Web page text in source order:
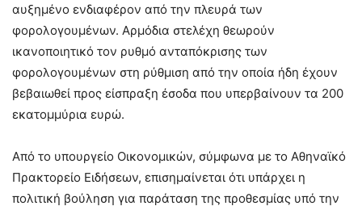
αυξημένο ενδιαφέρον από την πλευρά των
φορολογουμένων. Αρμόδια στελέχη θεωρούν
ικανοποιητικό τον ρυθμό ανταπόκρισης των
φορολογουμένων στη ρύθμιση από την οποία ήδη έχουν
βεβαιωθεί προς είσπραξη έσοδα που υπερβαίνουν τα 200
εκατομμύρια ευρώ.
Από το υπουργείο Οικονομικών, σύμφωνα με το Αθηναϊκό
Πρακτορείο Ειδήσεων, επισημαίνεται ότι υπάρχει η
πολιτική βούληση για παράταση της προθεσμίας υπό την